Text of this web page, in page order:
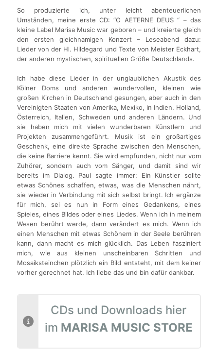
So produzierte ich, unter leicht abenteuerlichen
Umständen, meine erste CD: “O AETERNE DEUS “ – das
kleine Label Marisa Music war geboren – und kreierte gleich
den ersten gleichnamigen Konzert – Leseabend dazu:
Lieder von der Hl. Hildegard und Texte von Meister Eckhart,
der anderen mystischen, spirituellen Größe Deutschlands.
Ich habe diese Lieder in der unglaublichen Akustik des
Kölner Doms und anderen wundervollen, kleinen wie
großen Kirchen in Deutschland gesungen, aber auch in den
Vereinigten Staaten von Amerika, Mexiko, in Indien, Holland,
Österreich, Italien, Schweden und anderen Ländern. Und
sie haben mich mit vielen wunderbaren Künstlern und
Projekten zusammengeführt. Musik ist ein großartiges
Geschenk, eine direkte Sprache zwischen den Menschen,
die keine Barriere kennt. Sie wird empfunden, nicht nur vom
Zuhörer, sondern auch vom Sänger, und damit sind wir
bereits im Dialog. Paul sagte immer: Ein Künstler sollte
etwas Schönes schaffen, etwas, was die Menschen nährt,
sie wieder in Verbindung mit sich selbst bringt. Ich ergänze
für mich, sei es nun in Form eines Gedankens, eines
Spieles, eines Bildes oder eines Liedes. Wenn ich in meinem
Wesen berührt werde, dann verändert es mich. Wenn ich
einen Menschen mit etwas Schönem in der Seele berühren
kann, dann macht es mich glücklich. Das Leben fasziniert
mich, wie aus kleinen unscheinbaren Schritten und
Mosaiksteinchen plötzlich ein Bild entsteht, mit dem keiner
vorher gerechnet hat. Ich liebe das und bin dafür dankbar.
CDs und Downloads hier
im MARISA MUSIC STORE